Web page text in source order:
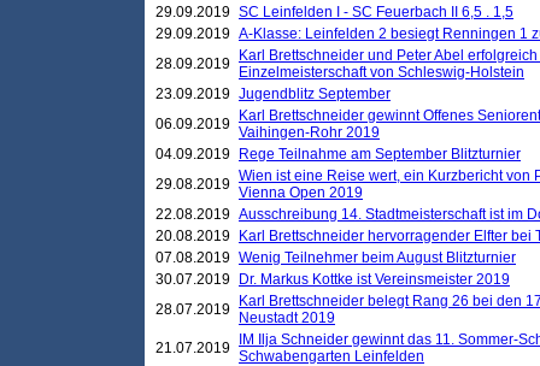
29.09.2019 SC Leinfelden I - SC Feuerbach II 6,5 . 1,5
29.09.2019 A-Klasse: Leinfelden 2 besiegt Renningen 1
28.09.2019
Karl Brettschneider und Peter Abel
Einzelmeisterschaft von Schleswig-Holstein
23.09.2019 Jugendblitz September
06.09.2019
Karl Brettschneider gewinnt Offenes
Vaihingen-Rohr 2019
04.09.2019
Rege Teilnahme am September Blitzturnier
29.08.2019 Wien ist eine Reise wert, ein Kurzbericht von
Vienna Open 2019
22.08.2019 Ausschreibung 14. Stadtmeisterschaft ist im
20.08.2019
Karl Brettschneider hervorragender Elfter bei
07.08.2019 Wenig Teilnehmer beim August Blitzturnier
30.07.2019
Dr. Markus Kottke ist Vereinsmeister 2019
28.07.2019
Karl Brettschneider belegt Rang 26 bei den
Neustadt 2019
21.07.2019
IM Ilja Schneider gewinnt das 11. Sommer-
Schwabengarten Leinfelden